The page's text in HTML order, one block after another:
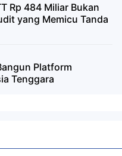
Rp 484 Miliar Bukan
yang Memicu Tanda
Platform
Tenggara